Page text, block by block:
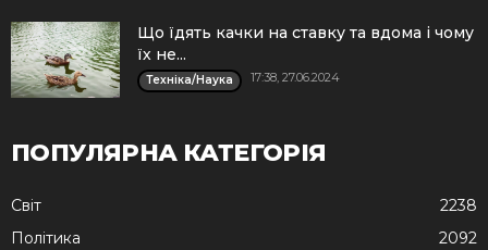
Що їдять качки на ставку та вдома і чому
їх не...
Техніка/Наука 17:38, 27.06.2024
ПОПУЛЯРНА КАТЕГОРІЯ
Cвіт
2238
Політика
2092